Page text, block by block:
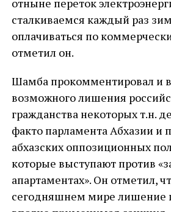
отныне переток
сталкиваемся каждый раз
оплачиваться по
отметил он.
Шамба прокомментировал и
возможного лишения
гражданства некоторых т.н.
факто парламента Абхазии и
абхазских оппозиционных
которые выступают против
апартаментах». Он отметил,
сегодняшнем мире лишение